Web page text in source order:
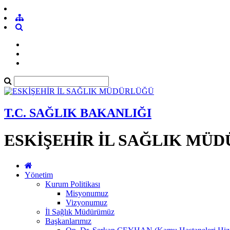
T.C. SAĞLIK BAKANLIĞI
ESKİŞEHİR İL SAĞLIK
Yönetim
Kurum Politikası
Misyonumuz
Vizyonumuz
İl Sağlık Müdürümüz
Başkanlarımız